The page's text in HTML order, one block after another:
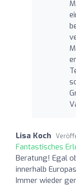
Lisa Koch
Fantastisches
Beratung! Egal
innerhalb
Immer wieder